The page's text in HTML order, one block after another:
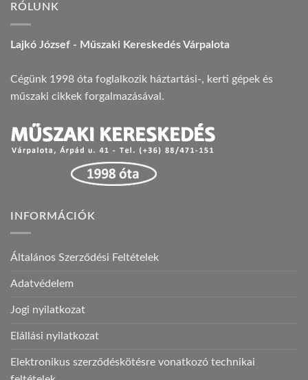
RÓLUNK
Lajkó József - Műszaki Kereskedés Várpalota
Cégünk 1998 óta foglalkozik háztartási-, kerti gépek és
műszaki cikkek forgalmazásával.
INFORMÁCIÓK
Általános Szerződési Feltételek
Adatvédelem
Jogi nyilatkozat
Elállási nyilatkozat
Elektronikus szerződéskötésre vonatkozó technikai